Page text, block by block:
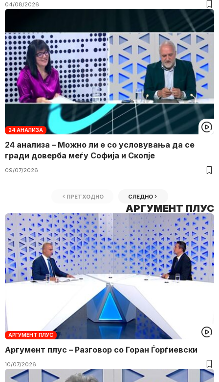
04/08/2026
24 АНАЛИЗА
24 анализа – Можно ли е со условувања да се
гради доверба меѓу Софија и Скопје
09/07/2026
ПРЕТХОДНО СЛЕДНО
АРГУМЕНТ ПЛУС
АРГУМЕНТ ПЛУС
Аргумент плус – Разговор со Горан Ѓорѓиевски
10/07/2026